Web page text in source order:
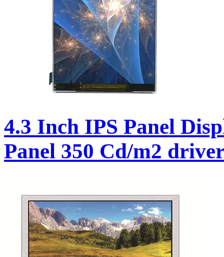
4.3 Inch IPS Panel
Panel 350 Cd/m2